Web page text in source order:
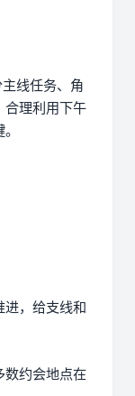
线任务、角
合理利用下午
进，给支线和
数约会地点在